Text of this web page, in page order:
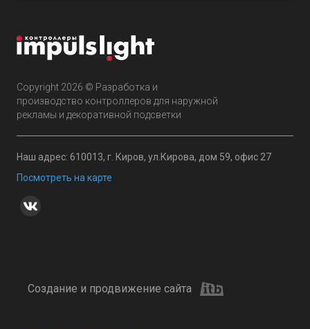
Copyright 2026 © Разработка и
производство контроллеров для наружной
рекламы и декоративной подсветки
Наш адрес: 610013, г. Киров, ул.Кирова, дом 59, офис 27
Посмотреть на карте
Создание и продвижение сайта